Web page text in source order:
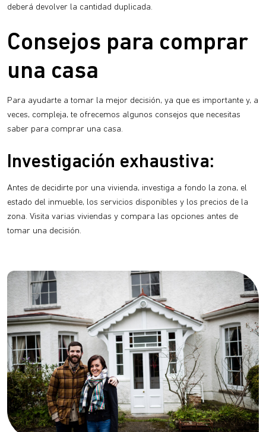
deberá devolver la cantidad duplicada.
Consejos para comprar
una casa
Para ayudarte a tomar la mejor decisión, ya que es importante y, a
veces, compleja, te ofrecemos algunos consejos que necesitas
saber para comprar una casa.
Investigación exhaustiva:
Antes de decidirte por una vivienda, investiga a fondo la zona, el
estado del inmueble, los servicios disponibles y los precios de la
zona. Visita varias viviendas y compara las opciones antes de
tomar una decisión.